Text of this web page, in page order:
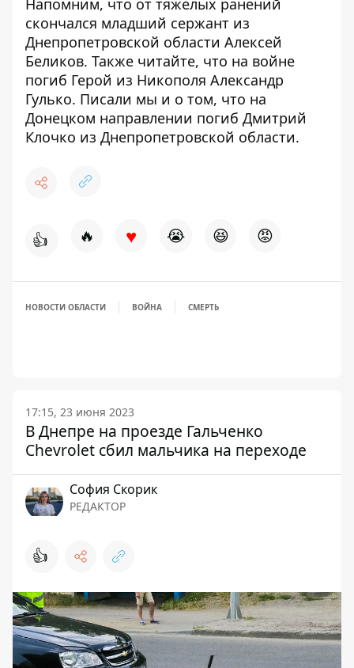
Напомним, что от тяжелых ранений
скончался младший сержант из
Днепропетровской области Алексей
Беликов. Также читайте, что на войне
погиб Герой из Никополя Александр
Гулько. Писали мы и о том, что на
Донецком направлении погиб Дмитрий
Клочко из Днепропетровской области.
👍 🔥 ♥ 😭 😆 😡
НОВОСТИ ОБЛАСТИ ВОЙНА СМЕРТЬ
17:15, 23 июня 2023
В Днепре на проезде Гальченко
Chevrolet сбил мальчика на переходе
София Скорик
РЕДАКТОР
👍